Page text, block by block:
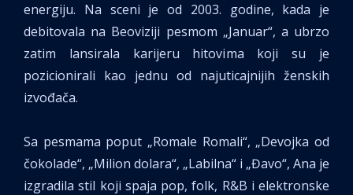
energiju. Na sceni je od 2003. godine, kada je
debitovala na Beoviziji pesmom „Januar“, a ubrzo
zatim lansirala karijeru hitovima koji su je
pozicionirali kao jednu od najuticajnijih ženskih
izvođača.
Sa pesmama poput „Romale Romali“, „Devojka od
čokolade“, „Milion dolara“, „Labilna“ i „Đavo“, Ana je
izgradila stil koji spaja pop, folk, R&B i elektronske